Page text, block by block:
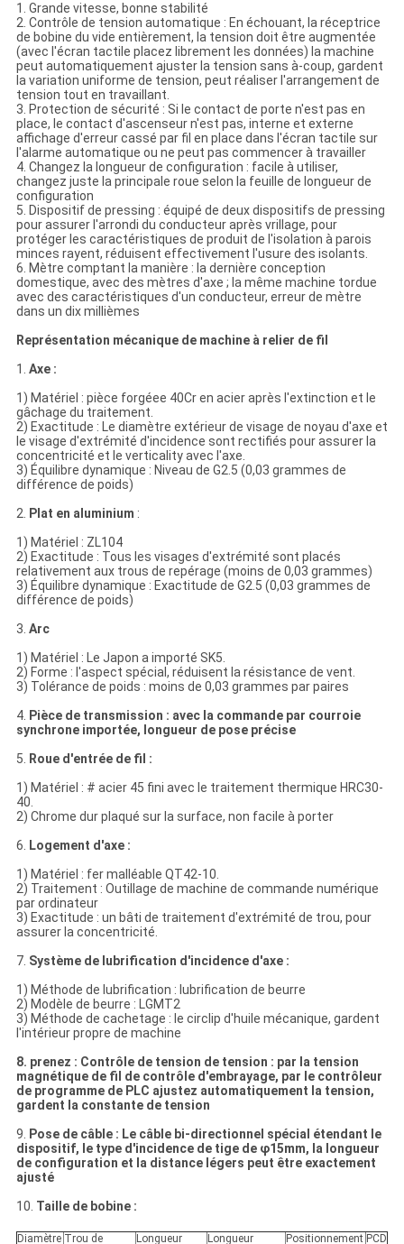
1. Grande vitesse, bonne stabilité
2. Contrôle de tension automatique : En échouant, la réceptrice
de bobine du vide entièrement, la tension doit être augmentée
(avec l'écran tactile placez librement les données) la machine
peut automatiquement ajuster la tension sans à-coup, gardent
la variation uniforme de tension, peut réaliser l'arrangement de
tension tout en travaillant.
3. Protection de sécurité : Si le contact de porte n'est pas en
place, le contact d'ascenseur n'est pas, interne et externe
affichage d'erreur cassé par fil en place dans l'écran tactile sur
l'alarme automatique ou ne peut pas commencer à travailler
4. Changez la longueur de configuration : facile à utiliser,
changez juste la principale roue selon la feuille de longueur de
configuration
5. Dispositif de pressing : équipé de deux dispositifs de pressing
pour assurer l'arrondi du conducteur après vrillage, pour
protéger les caractéristiques de produit de l'isolation à parois
minces rayent, réduisent effectivement l'usure des isolants.
6. Mètre comptant la manière : la dernière conception
domestique, avec des mètres d'axe ; la même machine tordue
avec des caractéristiques d'un conducteur, erreur de mètre
dans un dix millièmes
Représentation mécanique de machine à relier de fil
1. Axe :
1) Matériel : pièce forgéee 40Cr en acier après l'extinction et le
gâchage du traitement.
2) Exactitude : Le diamètre extérieur de visage de noyau d'axe et
le visage d'extrémité d'incidence sont rectifiés pour assurer la
concentricité et le verticality avec l'axe.
3) Équilibre dynamique : Niveau de G2.5 (0,03 grammes de
différence de poids)
2. Plat en aluminium :
1) Matériel : ZL104
2) Exactitude : Tous les visages d'extrémité sont placés
relativement aux trous de repérage (moins de 0,03 grammes)
3) Équilibre dynamique : Exactitude de G2.5 (0,03 grammes de
différence de poids)
3. Arc
1) Matériel : Le Japon a importé SK5.
2) Forme : l'aspect spécial, réduisent la résistance de vent.
3) Tolérance de poids : moins de 0,03 grammes par paires
4. Pièce de transmission : avec la commande par courroie
synchrone importée, longueur de pose précise
5. Roue d'entrée de fil :
1) Matériel : # acier 45 fini avec le traitement thermique HRC30-
40.
2) Chrome dur plaqué sur la surface, non facile à porter
6. Logement d'axe :
1) Matériel : fer malléable QT42-10.
2) Traitement : Outillage de machine de commande numérique
par ordinateur
3) Exactitude : un bâti de traitement d'extrémité de trou, pour
assurer la concentricité.
7. Système de lubrification d'incidence d'axe :
1) Méthode de lubrification : lubrification de beurre
2) Modèle de beurre : LGMT2
3) Méthode de cachetage : le circlip d'huile mécanique, gardent
l'intérieur propre de machine
8. prenez : Contrôle de tension de tension : par la tension
magnétique de fil de contrôle d'embrayage, par le contrôleur
de programme de PLC ajustez automatiquement la tension,
gardent la constante de tension
9. Pose de câble : Le câble bi-directionnel spécial étendant le
dispositif, le type d'incidence de tige de φ15mm, la longueur
de configuration et la distance légers peut être exactement
ajusté
10. Taille de bobine :
Diamètre Trou de Longueur Longueur Positionnement PCD